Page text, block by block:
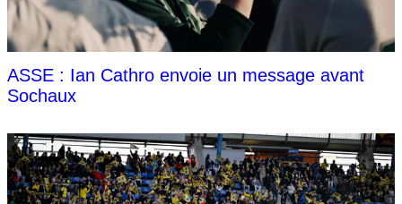
ASSE : Ian Cathro envoie un message avant
Sochaux